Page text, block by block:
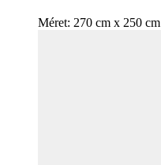
Méret: 270 cm x 250 cm